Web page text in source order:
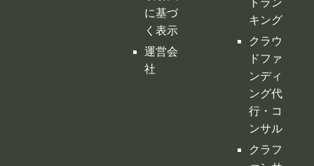
社
ンディ
クラフ
ァンサ
イトの